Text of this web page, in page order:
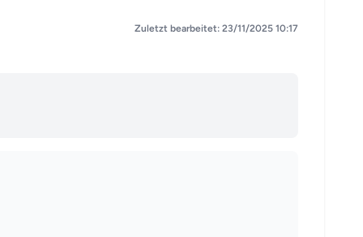
Zuletzt bearbeitet: 23/11/2025 10:17